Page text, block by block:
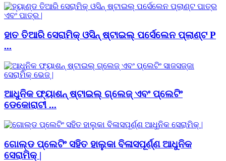
ହାତ ତିଆରି ସେରାମିକ୍ ଓସିନ୍ ଷ୍ଟାଇଲ୍ ପର୍ସେଲେନ ପ୍ଲାଣ୍ଟ P
...
ଆଧୁନିକ ଫ୍ୟାଶନ୍ ଷ୍ଟାଇଲ୍ ଗ୍ଲେଜ୍ ଏବଂ ପ୍ଲେଟିଂ
ଡେକୋରାଟୀ ...
ଗୋଲ୍ଡ ପ୍ଲେଟିଂ ସହିତ ହାଲୁକା ବିଳାସପୂର୍ଣ୍ଣ ଆଧୁନିକ
ସେରାମିକ୍ |